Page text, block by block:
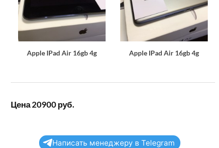
Apple IPad Air 16gb 4g Apple IPad Air 16gb 4g
Цена 20900 руб.
Написать менеджеру в Telegram